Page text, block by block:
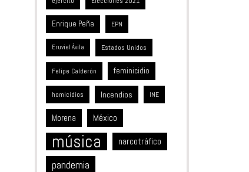
Enrique Peña EPN
Eruviel Ávila Estados Unidos
Felipe Calderón feminicidio
homicidios Incendios INE
Morena México
música narcotráfico
pandemia